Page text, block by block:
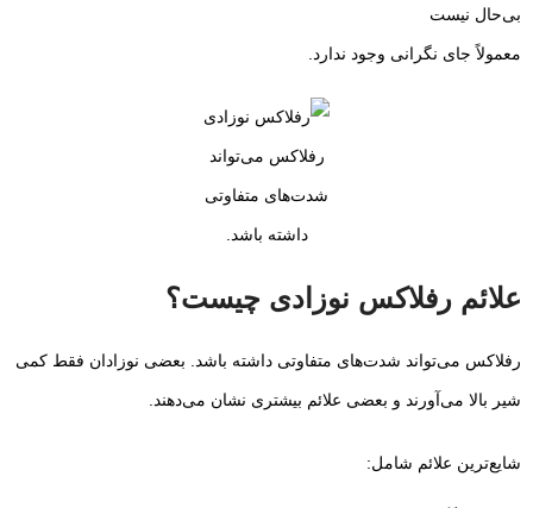
بی‌حال نیست
معمولاً جای نگرانی وجود ندارد.
رفلاکس می‌تواند
شدت‌های متفاوتی
داشته باشد.
علائم رفلاکس نوزادی چیست؟
رفلاکس می‌تواند شدت‌های متفاوتی داشته باشد. بعضی نوزادان فقط کمی
شیر بالا می‌آورند و بعضی علائم بیشتری نشان می‌دهند.
شایع‌ترین علائم شامل: